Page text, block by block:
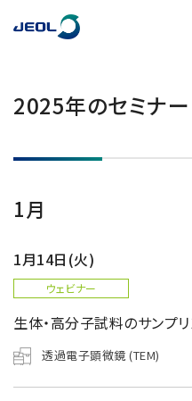
電子顕微鏡 総合
透過電子顕微鏡 (TEM)
TEM周辺機器
走査電子顕微鏡 (SEM)
SEM周辺機器
サービス＆サポート
装置利用サポート
講習
受託分析
ソリューション
ソリューション
イベント・セミナー
イベント・セミナー
会社情報
2025年のセミナ
1月
1月14日(火)
ウェビナー
生体・高分子試料のサンプ
透過電子顕微鏡 (TEM)